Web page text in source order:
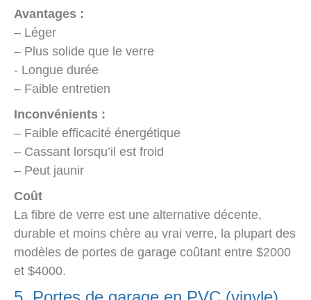
Avantages :
– Léger
– Plus solide que le verre
- Longue durée
– Faible entretien
Inconvénients :
– Faible efficacité énergétique
– Cassant lorsqu’il est froid
– Peut jaunir
Coût
La fibre de verre est une alternative décente,
durable et moins chère au vrai verre, la plupart des
modèles de portes de garage coûtant entre $2000
et $4000.